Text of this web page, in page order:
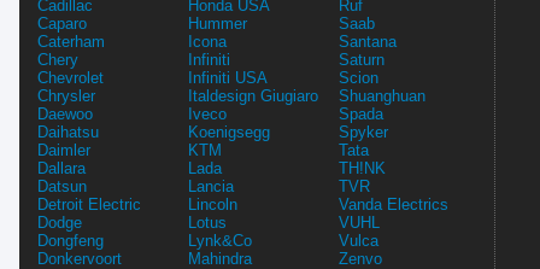
Cadillac
Caparo
Caterham
Chery
Chevrolet
Chrysler
Daewoo
Daihatsu
Daimler
Dallara
Datsun
Detroit Electric
Dodge
Dongfeng
Donkervoort
Honda USA
Hummer
Icona
Infiniti
Infiniti USA
Italdesign Giugiaro
Iveco
Koenigsegg
KTM
Lada
Lancia
Lincoln
Lotus
Lynk&Co
Mahindra
Ruf
Saab
Santana
Saturn
Scion
Shuanghuan
Spada
Spyker
Tata
TH!NK
TVR
Vanda Electrics
VUHL
Vulca
Zenvo